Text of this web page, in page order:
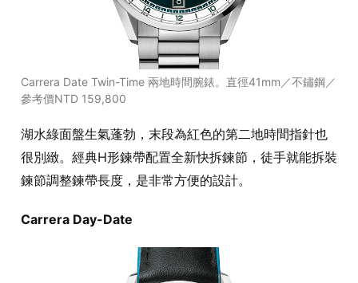
Carrera Date Twin-Time 兩地時間腕錶。直徑41mm／不鏽鋼／
參考價NTD 159,800
湖水綠面盤生氣蓬勃，末段為紅色的第二地時間指針也
很別緻。經典H形鍊帶配置全新快拆鍊節，徒手就能拆裝
鍊節調整鍊帶長度，是非常方便的設計。
Carrera Day-Date